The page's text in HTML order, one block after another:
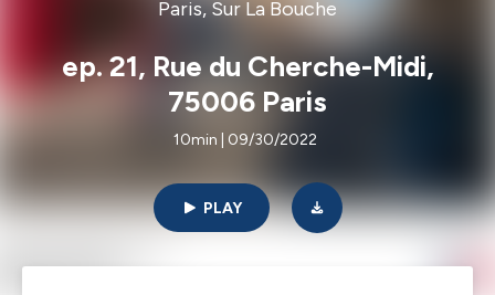
Paris, Sur La Bouche
ep. 21, Rue du Cherche-Midi,
75006 Paris
10min | 09/30/2022
PLAY